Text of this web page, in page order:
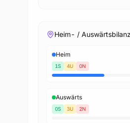
Heim- / Auswärtsbilanz
Heim
1S 4U 0N
Auswärts
0S 3U 2N